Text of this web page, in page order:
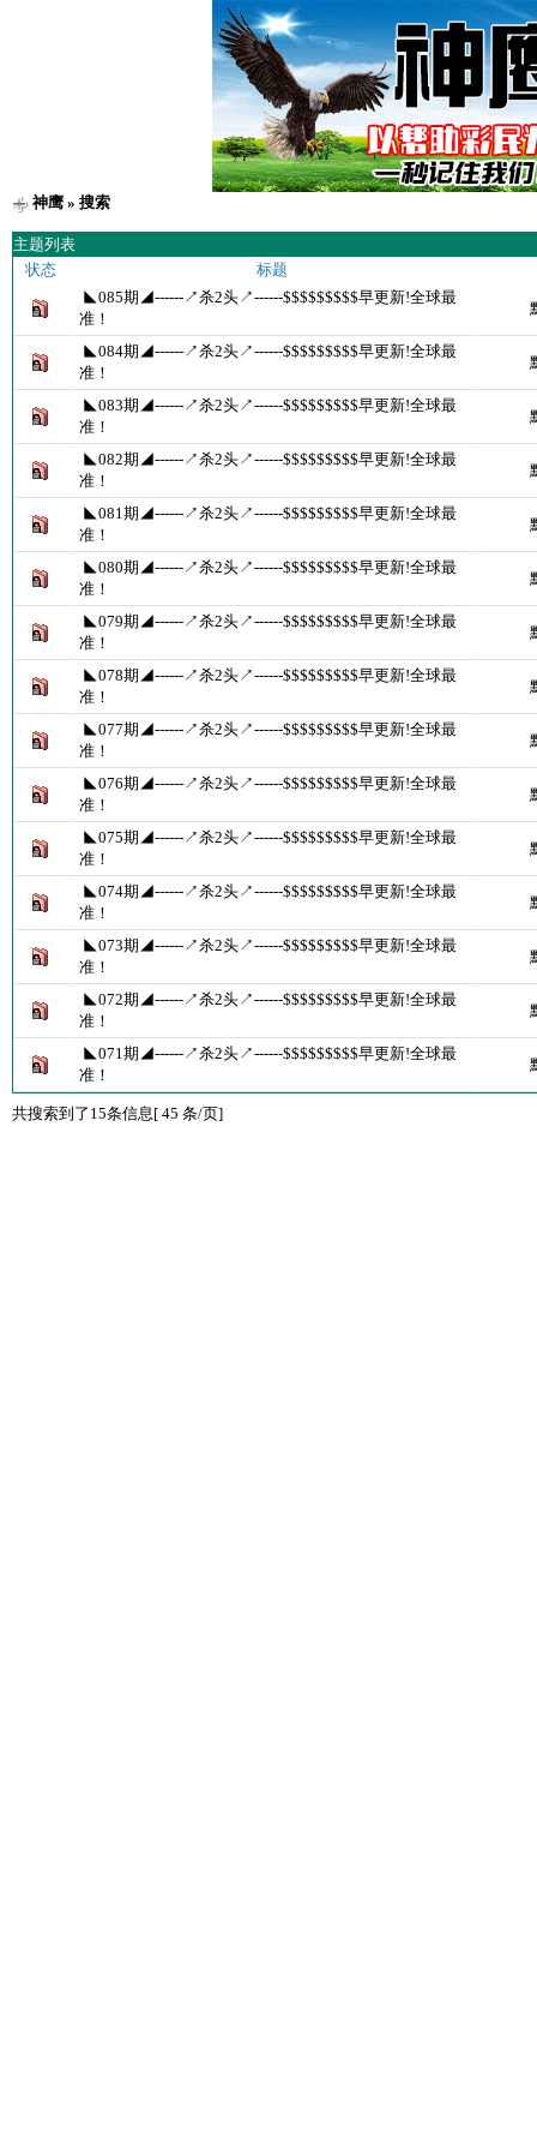
神鹰» 搜索
主题列表
状态
标题
◣085期◢------↗杀2头↗------$$$$$$$$$早更新!全球最
准！
◣084期◢------↗杀2头↗------$$$$$$$$$早更新!全球最
准！
◣083期◢------↗杀2头↗------$$$$$$$$$早更新!全球最
准！
◣082期◢------↗杀2头↗------$$$$$$$$$早更新!全球最
准！
◣081期◢------↗杀2头↗------$$$$$$$$$早更新!全球最
准！
◣080期◢------↗杀2头↗------$$$$$$$$$早更新!全球最
准！
◣079期◢------↗杀2头↗------$$$$$$$$$早更新!全球最
准！
◣078期◢------↗杀2头↗------$$$$$$$$$早更新!全球最
准！
◣077期◢------↗杀2头↗------$$$$$$$$$早更新!全球最
准！
◣076期◢------↗杀2头↗------$$$$$$$$$早更新!全球最
准！
◣075期◢------↗杀2头↗------$$$$$$$$$早更新!全球最
准！
◣074期◢------↗杀2头↗------$$$$$$$$$早更新!全球最
准！
◣073期◢------↗杀2头↗------$$$$$$$$$早更新!全球最
准！
◣072期◢------↗杀2头↗------$$$$$$$$$早更新!全球最
准！
◣071期◢------↗杀2头↗------$$$$$$$$$早更新!全球最
准！
共搜索到了15条信息[ 45 条/页]